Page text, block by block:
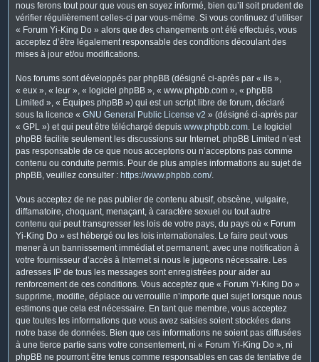
nous ferons tout pour que vous en soyez informé, bien qu’il soit prudent de
vérifier régulièrement celles-ci par vous-même. Si vous continuez d’utiliser
« Forum Yi-King Do » alors que des changements ont été effectués, vous
acceptez d’être légalement responsable des conditions découlant des
mises à jour et/ou modifications.
Nos forums sont développés par phpBB (désigné ci-après par « ils »,
« eux », « leur », « logiciel phpBB », « www.phpbb.com », « phpBB
Limited », « Équipes phpBB ») qui est un script libre de forum, déclaré
sous la licence « GNU General Public License v2 » (désigné ci-après par
« GPL ») et qui peut être téléchargé depuis www.phpbb.com. Le logiciel
phpBB facilite seulement les discussions sur Internet. phpBB Limited n’est
pas responsable de ce que nous acceptons ou n’acceptons pas comme
contenu ou conduite permis. Pour de plus amples informations au sujet de
phpBB, veuillez consulter : https://www.phpbb.com/.
Vous acceptez de ne pas publier de contenu abusif, obscène, vulgaire,
diffamatoire, choquant, menaçant, à caractère sexuel ou tout autre
contenu qui peut transgresser les lois de votre pays, du pays où « Forum
Yi-King Do » est hébergé ou les lois internationales. Le faire peut vous
mener à un bannissement immédiat et permanent, avec une notification à
votre fournisseur d’accès à Internet si nous le jugeons nécessaire. Les
adresses IP de tous les messages sont enregistrées pour aider au
renforcement de ces conditions. Vous acceptez que « Forum Yi-King Do »
supprime, modifie, déplace ou verrouille n’importe quel sujet lorsque nous
estimons que cela est nécessaire. En tant que membre, vous acceptez
que toutes les informations que vous avez saisies soient stockées dans
notre base de données. Bien que ces informations ne soient pas diffusées
à une tierce partie sans votre consentement, ni « Forum Yi-King Do », ni
phpBB ne pourront être tenus comme responsables en cas de tentative de